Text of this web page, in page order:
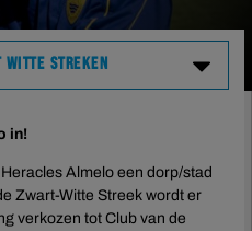
WITTE STREKEN
in!
Almelo een dorp/stad
Zwart-Witte Streek wordt er
verkozen tot Club van de